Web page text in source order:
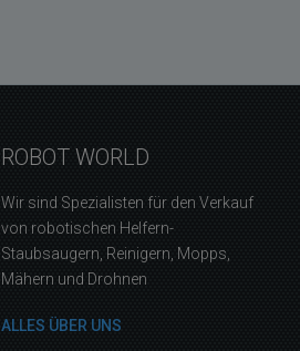
ROBOT WORLD
Wir sind Spezialisten für den Verkauf
von robotischen Helfern-
Staubsaugern, Reinigern, Mopps,
Mähern und Drohnen
ALLES ÜBER UNS